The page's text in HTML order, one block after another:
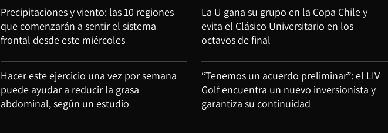
Precipitaciones y viento: las 10 regiones
que comenzarán a sentir el sistema
frontal desde este miércoles
Hacer este ejercicio una vez por semana
puede ayudar a reducir la grasa
abdominal, según un estudio
La U gana su grupo en la Copa Chile y
evita el Clásico Universitario en los
octavos de final
“Tenemos un acuerdo preliminar”: el LIV
Golf encuentra un nuevo inversionista y
garantiza su continuidad